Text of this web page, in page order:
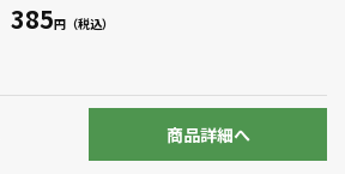
385
商品詳細へ